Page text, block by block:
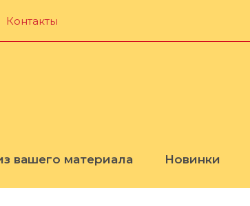
Контакты
вашего материала Новинки